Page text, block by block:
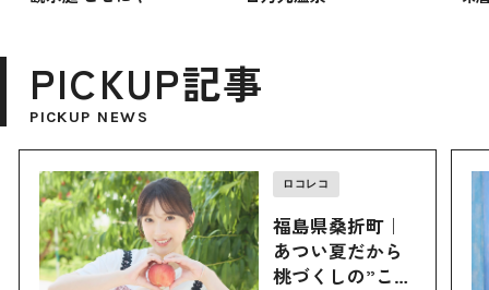
PICKUP記事
PICKUP NEWS
ロコレコ
福島県桑折町｜
あつい夏だから
桃づくしの”こお